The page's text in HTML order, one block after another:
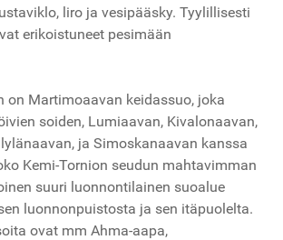
liro ja vesipääsky. Tyylillisesti
erikoistuneet pesimään
on Martimoaavan keidassuo, joka
soiden, Lumiaavan, Kivalonaavan,
ja Simoskanaavan kanssa
Kemi-Tornion seudun mahtavimman
suuri luonnontilainen suoalue
luonnonpuistosta ja sen itäpuolelta.
ovat mm Ahma-aapa,